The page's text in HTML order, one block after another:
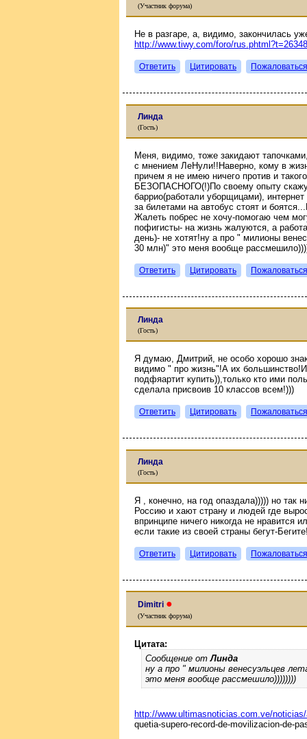
(Участник форума)
Не в разгаре, а, видимо, закончилась
http://www.tiwy.com/foro/
Ответить Цитировать Пожаловаться
Линда
(Гость)
Меня, видимо, тоже закидают
с мнением ЛеНули!!Наверно, кому в
причем я не имею ничего против и
БЕЗОПАСНОГО(!)По своему опыту
баррио(работали уборщицами),
за билетами на автобус стоят и
Жалеть побрес не хочу-помогаю чем
пофигисты- на жизнь жалуются, а
день)- не хотят!ну а про " милионы
30 млн)" это меня вообще
Ответить Цитировать Пожаловаться
Линда
(Гость)
Я думаю, Дмитрий, не особо хорошо
видимо " про жизнь"!А их
подфяартит купить)),только кто ими
сделала присвоив 10 классов всем!)))
Ответить Цитировать Пожаловаться
Линда
(Гость)
Я , конечно, на год опаздала))))) но так
Россию и хают страну и людей где
впринципе ничего никогда не
если такие из своей страны бегут-
Ответить Цитировать Пожаловаться
Dimitri ●
(Участник форума)
Цитата:
Сообщение отЛинда
ну а про " милионы венесуэльцев
это меня вообще рассмешило))))))))
http://www.ultimasnoticias.com.ve/
quetia-supero-record-de-movilizacion-de-